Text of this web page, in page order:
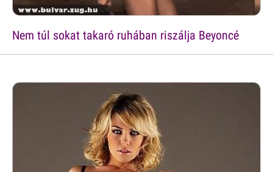
Nem túl sokat takaró ruhában riszálja Beyoncé